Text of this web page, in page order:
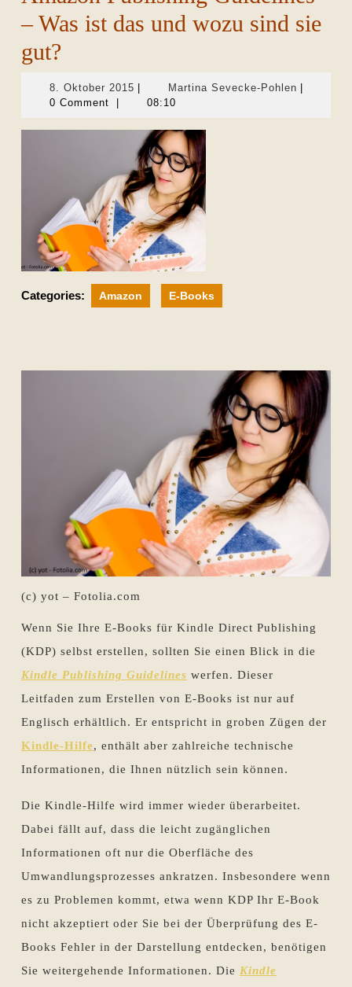
– Was ist das und wozu sind sie
gut?
8. Oktober 2015 8.
Oktober
Martina Sevecke-PohlenMartina
0 Comment
08:10
Categories: Amazon E-Books
(c) yot – Fotolia.com
Wenn Sie Ihre E-Books für Kindle Direct Publishing
(KDP) selbst erstellen, sollten Sie einen Blick in die
Kindle Publishing Guidelines werfen. Dieser
Leitfaden zum Erstellen von E-Books ist nur auf
Englisch erhältlich. Er entspricht in groben Zügen der
Kindle-Hilfe, enthält aber zahlreiche technische
Informationen, die Ihnen nützlich sein können.
Die Kindle-Hilfe wird immer wieder überarbeitet.
Dabei fällt auf, dass die leicht zugänglichen
Informationen oft nur die Oberfläche des
Umwandlungsprozesses ankratzen. Insbesondere wenn
es zu Problemen kommt, etwa wenn KDP Ihr E-Book
nicht akzeptiert oder Sie bei der Überprüfung des E-
Books Fehler in der Darstellung entdecken, benötigen
Sie weitergehende Informationen. Die Kindle